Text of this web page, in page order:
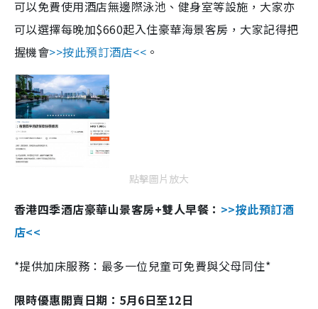
可以免費使用酒店無邊際泳池、健身室等設施，大家亦
可以選擇每晚加$660起入住豪華海景客房，大家記得把
握機會>>按此預訂酒店<< 。
點擊圖片放大
香港四季酒店豪華山景客房+雙人早餐： >>按此預訂酒
店<<
*提供加床服務：最多一位兒童可免費與父母同住*
限時優惠開賣日期：5月6日至12日